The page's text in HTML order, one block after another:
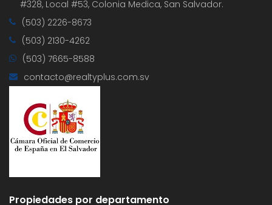
#328, Local #53, Colonia Medica, San Salvador.
(503) 2226-8673
(503) 2130-4262
(503) 7665-8588
contacto@realtyplus.com.sv
Propiedades por departamento